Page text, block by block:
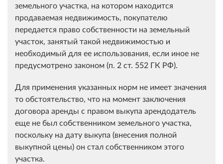
земельного участка, на котором находится
продаваемая недвижимость, покупателю
передается право собственности на земельный
участок, занятый такой недвижимостью и
необходимый для ее использования, если иное не
предусмотрено законом (п. 2 ст. 552 ГК РФ).
Для применения указанных норм не имеет значения
то обстоятельство, что на момент заключения
договора аренды с правом выкупа арендодатель
еще не был собственником земельного участка,
поскольку на дату выкупа (внесения полной
выкупной цены) он стал собственником этого
участка.